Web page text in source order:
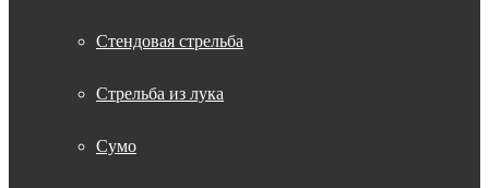
Стендовая стрельба
Стрельба из лука
Сумо